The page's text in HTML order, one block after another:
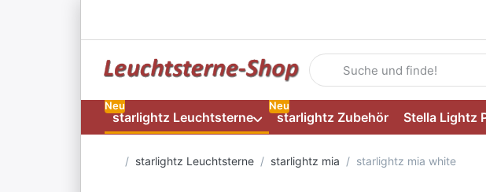
Geben Sie einen Suchbegriff
starlightz Leuchtsterne
Neu
starlightz Zubehör
Neu
Stella Lightz
Startseite
starlightz Leuchtsterne starlightz mia starlightz mia white